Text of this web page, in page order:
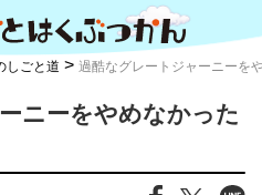
しごと道 > 過酷なグレートジャーニーを
ニーをやめなかった